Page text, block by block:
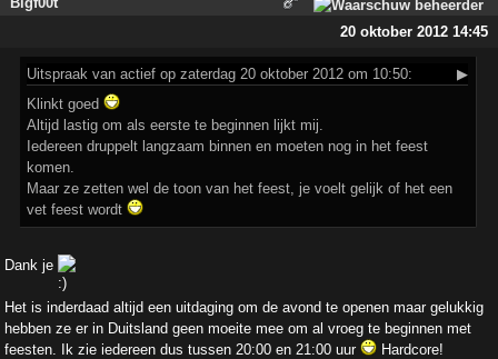
20 oktober 2012 14:45
Uitspraak van actief op zaterdag 20 oktober 2012 om 10:50:
▶
Klinkt goed
Altijd lastig om als eerste te beginnen lijkt mij.
Iedereen druppelt langzaam binnen en moeten nog in het feest
komen.
Maar ze zetten wel de toon van het feest, je voelt gelijk of het een
vet feest wordt
Dank je
Het is inderdaad altijd een uitdaging om de avond te openen maar gelukkig
hebben ze er in Duitsland geen moeite mee om al vroeg te beginnen met
feesten. Ik zie iedereen dus tussen 20:00 en 21:00 uur
Hardcore!